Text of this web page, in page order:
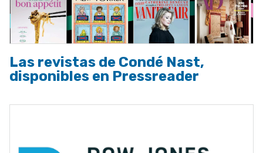
Las revistas de Condé Nast,
disponibles en Pressreader